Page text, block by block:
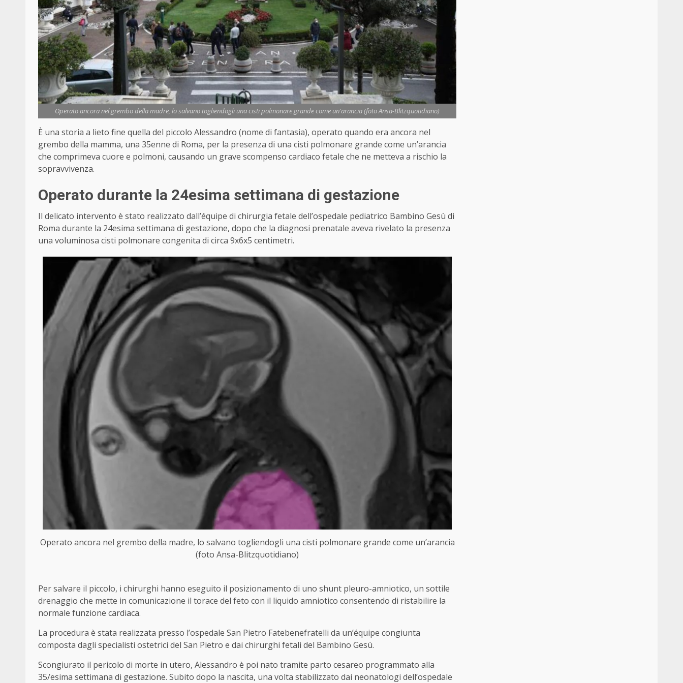
Operato ancora nel grembo della madre, lo salvano togliendogli una cisti polmonare grande come un'arancia (foto Ansa-Blitzquotidiano)
È una storia a lieto fine quella del piccolo Alessandro (nome di fantasia), operato quando era ancora nel
grembo della mamma, una 35enne di Roma, per la presenza di una cisti polmonare grande come un’arancia
che comprimeva cuore e polmoni, causando un grave scompenso cardiaco fetale che ne metteva a rischio la
sopravvivenza.
Operato durante la 24esima settimana di gestazione
Il delicato intervento è stato realizzato dall’équipe di chirurgia fetale dell’ospedale pediatrico Bambino Gesù di
Roma durante la 24esima settimana di gestazione, dopo che la diagnosi prenatale aveva rivelato la presenza
una voluminosa cisti polmonare congenita di circa 9x6x5 centimetri.
Operato ancora nel grembo della madre, lo salvano togliendogli una cisti polmonare grande come un’arancia
(foto Ansa-Blitzquotidiano)
Per salvare il piccolo, i chirurghi hanno eseguito il posizionamento di uno shunt pleuro-amniotico, un sottile
drenaggio che mette in comunicazione il torace del feto con il liquido amniotico consentendo di ristabilire la
normale funzione cardiaca.
La procedura è stata realizzata presso l’ospedale San Pietro Fatebenefratelli da un’équipe congiunta
composta dagli specialisti ostetrici del San Pietro e dai chirurghi fetali del Bambino Gesù.
Scongiurato il pericolo di morte in utero, Alessandro è poi nato tramite parto cesareo programmato alla
35/esima settimana di gestazione. Subito dopo la nascita, una volta stabilizzato dai neonatologi dell’ospedale